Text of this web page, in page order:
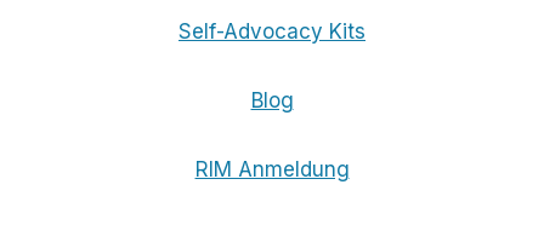
Self-Advocacy Kits
Blog
RIM Anmeldung